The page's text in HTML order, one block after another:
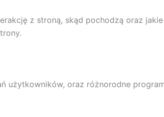
z stroną, skąd pochodzą oraz jakie
użytkowników, oraz różnorodne